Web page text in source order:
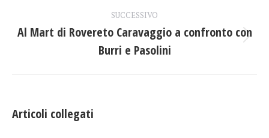
post
SUCCESSIVO
Prossimo
post:
Al Mart di Rovereto Caravaggio a confronto con
Burri e Pasolini
Articoli collegati